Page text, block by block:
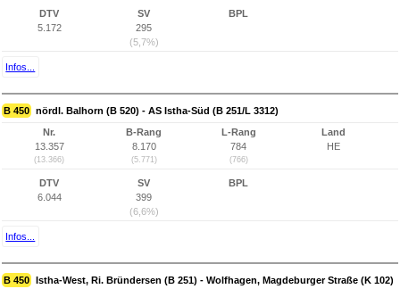
DTV
5.172
SV
295
(5,7%)
BPL
Infos...
B 450 nördl. Balhorn (B 520) - AS Istha-Süd (B 251/L 3312)
Nr.
13.357
(13.366)
B-Rang
8.170
(5.771)
L-Rang
784
(766)
Land
HE
DTV
6.044
SV
399
(6,6%)
BPL
Infos...
B 450 Istha-West, Ri. Bründersen (B 251) - Wolfhagen, Magdeburger Straße (K 102)